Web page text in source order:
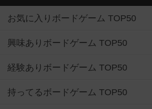
お気に入りボードゲーム TOP50
興味ありボードゲーム TOP50
経験ありボードゲーム TOP50
持ってるボードゲーム TOP50